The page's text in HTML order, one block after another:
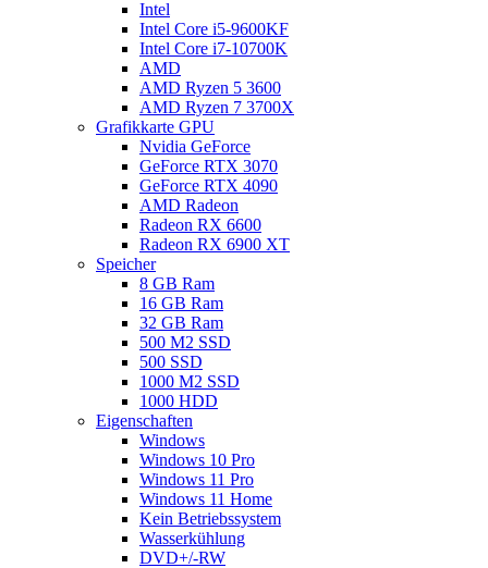
Intel
Intel Core i5-9600KF
Intel Core i7-10700K
AMD
AMD Ryzen 5 3600
AMD Ryzen 7 3700X
Grafikkarte GPU
Nvidia GeForce
GeForce RTX 3070
GeForce RTX 4090
AMD Radeon
Radeon RX 6600
Radeon RX 6900 XT
Speicher
8 GB Ram
16 GB Ram
32 GB Ram
500 M2 SSD
500 SSD
1000 M2 SSD
1000 HDD
Eigenschaften
Windows
Windows 10 Pro
Windows 11 Pro
Windows 11 Home
Kein Betriebssystem
Wasserkühlung
DVD+/-RW